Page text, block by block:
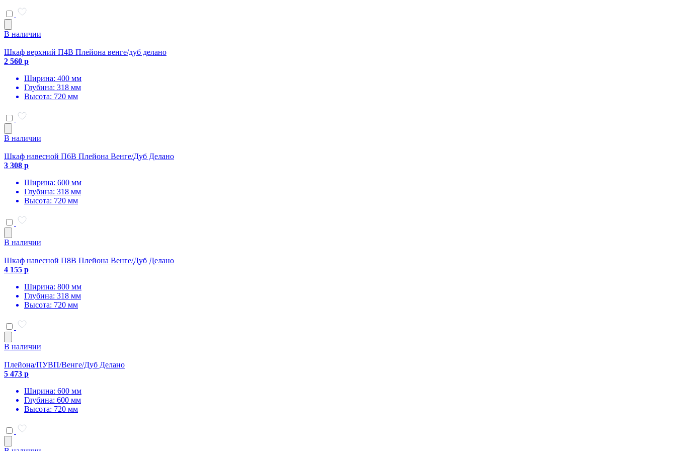
В наличии
Шкаф верхний П4В Плейона венге/дуб делано
2 560 р
Ширина: 400 мм
Глубина: 318 мм
Высота: 720 мм
В наличии
Шкаф навесной П6В Плейона Венге/Дуб Делано
3 308 р
Ширина: 600 мм
Глубина: 318 мм
Высота: 720 мм
В наличии
Шкаф навесной П8В Плейона Венге/Дуб Делано
4 155 р
Ширина: 800 мм
Глубина: 318 мм
Высота: 720 мм
В наличии
Плейона/ПУВП/Венге/Дуб Делано
5 473 р
Ширина: 600 мм
Глубина: 600 мм
Высота: 720 мм